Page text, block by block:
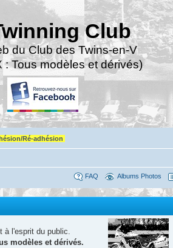
Club
du Club des Twins-en-V
: Tous modèles et dérivés)
Ré-adhésion
FAQ Albums Photos
à l'esprit du public.
modèles et dérivés.